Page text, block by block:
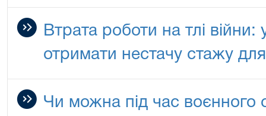
Втрата роботи на тлі
отримати нестачу стажу для
Чи можна під час воєнного